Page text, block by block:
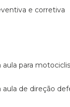
e corretiva
aula para
aula de direção